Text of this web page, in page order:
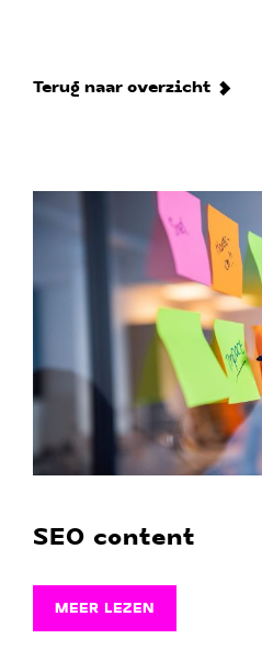
Terug naar overzicht
SEO content
MEER LEZEN